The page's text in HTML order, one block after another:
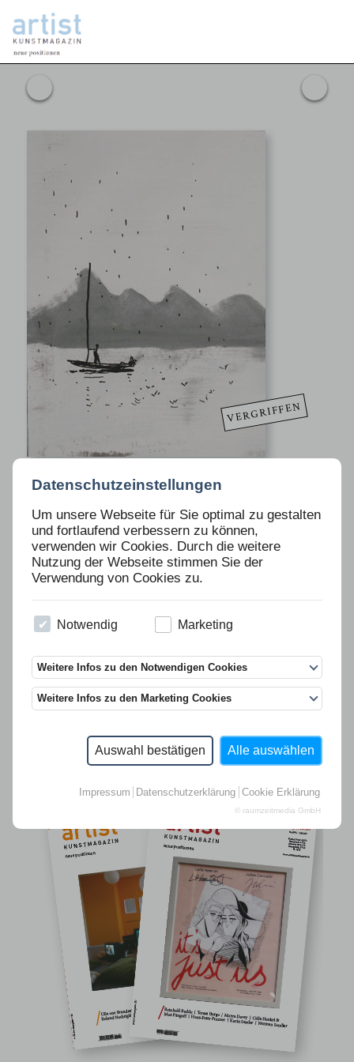
Datenschutzeinstellungen
Um unsere Webseite für Sie optimal zu gestalten
und fortlaufend verbessern zu können,
verwenden wir Cookies. Durch die weitere
Nutzung der Webseite stimmen Sie der
Verwendung von Cookies zu.
Notwendig Marketing
Weitere Infos zu den Notwendigen Cookies
Weitere Infos zu den Marketing Cookies
Auswahl bestätigen Alle auswählen
Impressum Datenschutzerklärung Cookie Erklärung
© raumzeitmedia GmbH
VERGRIFFEN
SEE)
Beschreibung
auf Papier, durch das Sieb gezeichnet, ca. 59 x 43 cm, datiert und
signiert, Preis 1.800 Euro incl. MwSt. plus Versandkosten